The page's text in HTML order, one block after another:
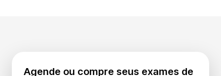
Agende ou compre seus exames de